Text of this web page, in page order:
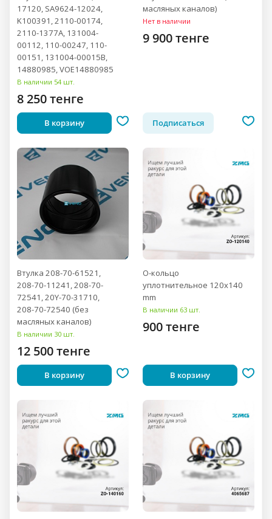
17120, SA9624-12024,
K100391, 2110-00174,
2110-1377A, 131004-
00112, 110-00247, 110-
00151, 131004-00015В,
14880985, VOE14880985
В наличии 54 шт.
8 250 тенге
В корзину
масляных каналов)
Нет в наличии
9 900 тенге
Подписаться
Втулка 208-70-61521,
208-70-11241, 208-70-
72541, 20Y-70-31710,
208-70-72540 (без
масляных каналов)
В наличии 30 шт.
12 500 тенге
В корзину
О-кольцо
уплотнительное 120x140
mm
В наличии 63 шт.
900 тенге
В корзину